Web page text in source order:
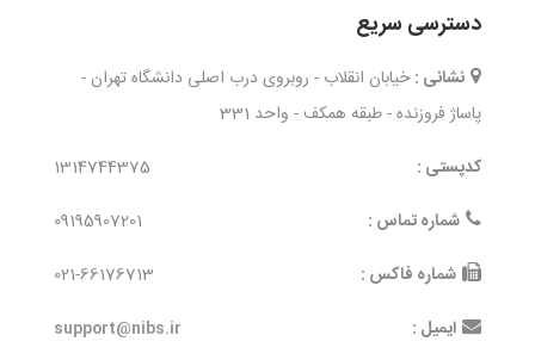
دسترسی سریع
نشانی : خیابان انقلاب - روبروی درب اصلی دانشگاه تهران -
پاساژ فروزنده - طبقه همکف - واحد 331
کدپستی :
1314744375
شماره تماس :
09195907201
شماره فاکس :
021-66176713
ایمیل :
support@nibs.ir